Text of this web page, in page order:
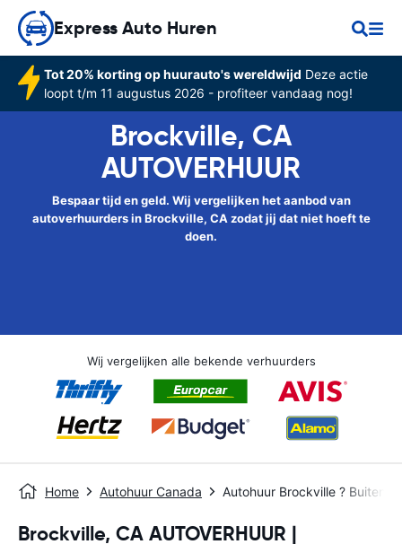
Express Auto Huren
Tot 20% korting op huurauto's wereldwijd Deze actie
loopt t/m 11 augustus 2026 - profiteer vandaag nog!
Brockville, CA
AUTOVERHUUR
Bespaar tijd en geld. Wij vergelijken het aanbod van
autoverhuurders in Brockville, CA zodat jij dat niet hoeft te
doen.
Wij vergelijken alle bekende verhuurders
Home Autohuur Canada Autohuur Brockville ? Buiten
Brockville, CA AUTOVERHUUR |